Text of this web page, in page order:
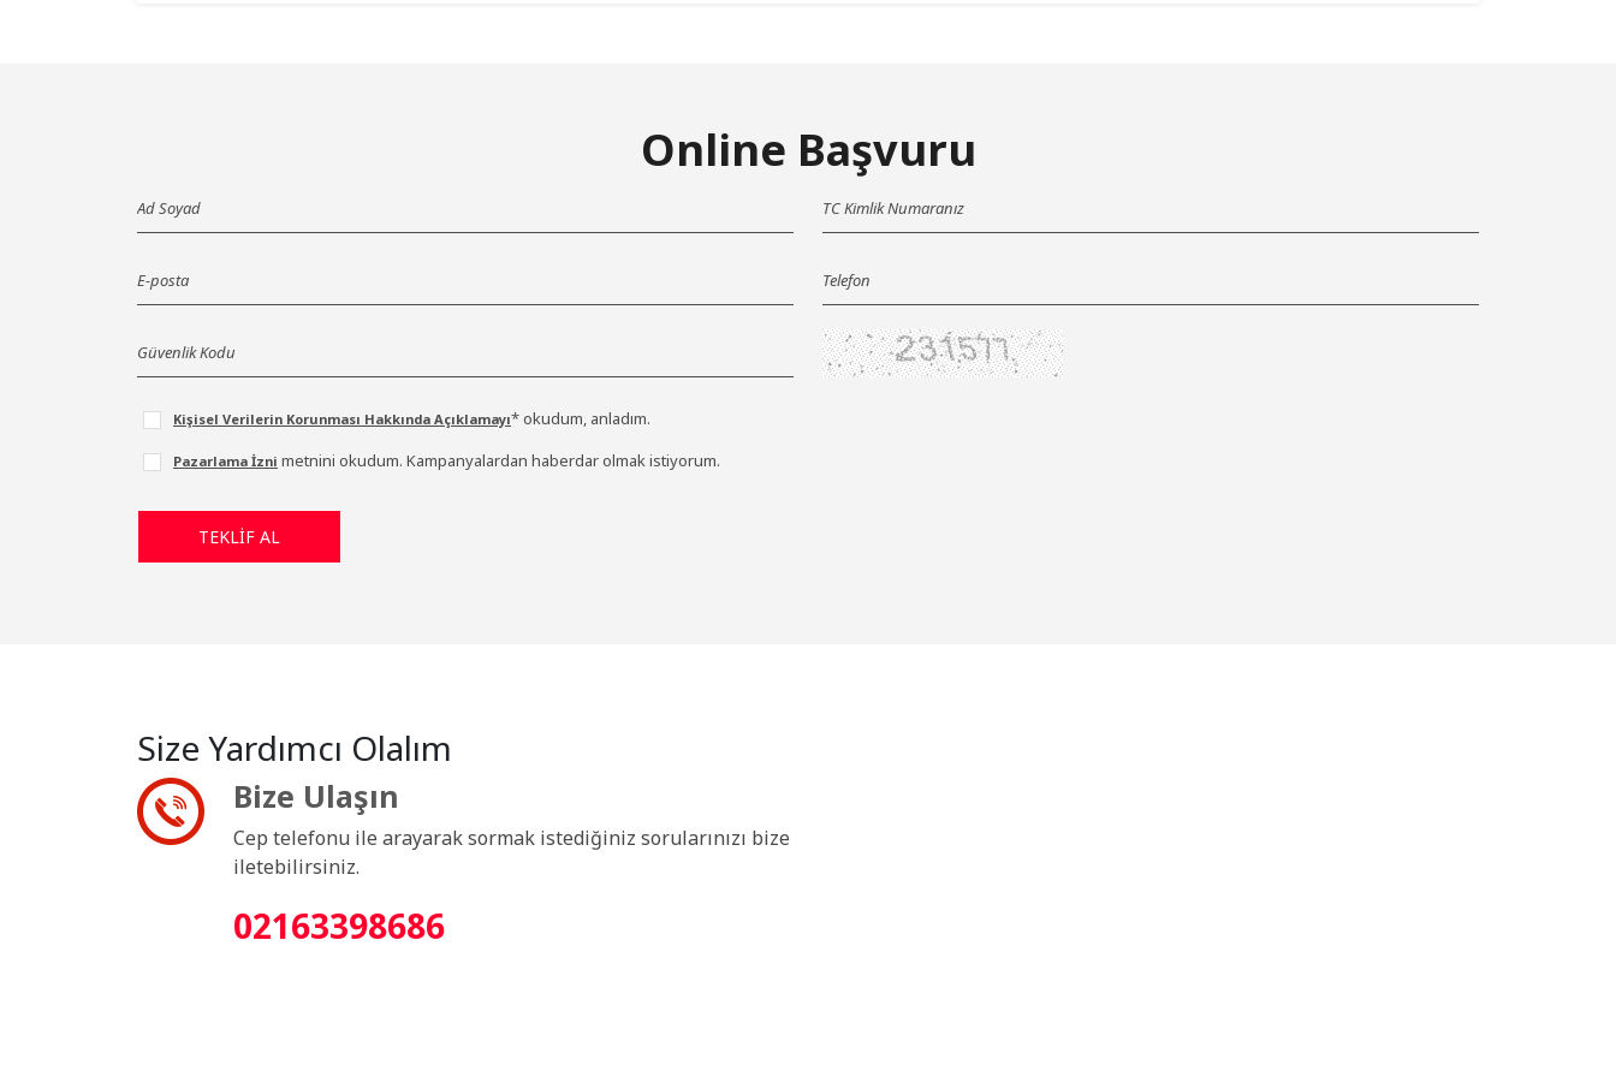
Online Başvuru
Kişisel Verilerin Korunması Hakkında Açıklamayı* okudum, anladım.
Pazarlama İzni metnini okudum. Kampanyalardan haberdar olmak istiyorum.
Size Yardımcı Olalım
Bize Ulaşın
Cep telefonu ile arayarak sormak istediğiniz sorularınızı bize
iletebilirsiniz.
02163398686